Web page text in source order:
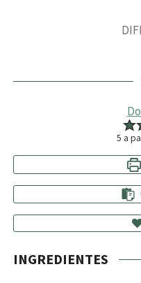
5 a
INGREDIENTES